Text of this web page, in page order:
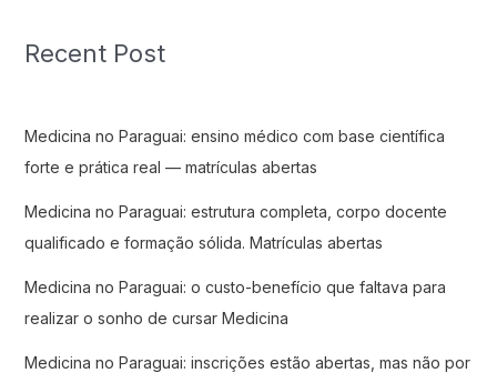
Recent Post
Medicina no Paraguai: ensino médico com base científica
forte e prática real — matrículas abertas
Medicina no Paraguai: estrutura completa, corpo docente
qualificado e formação sólida. Matrículas abertas
Medicina no Paraguai: o custo-benefício que faltava para
realizar o sonho de cursar Medicina
Medicina no Paraguai: inscrições estão abertas, mas não por